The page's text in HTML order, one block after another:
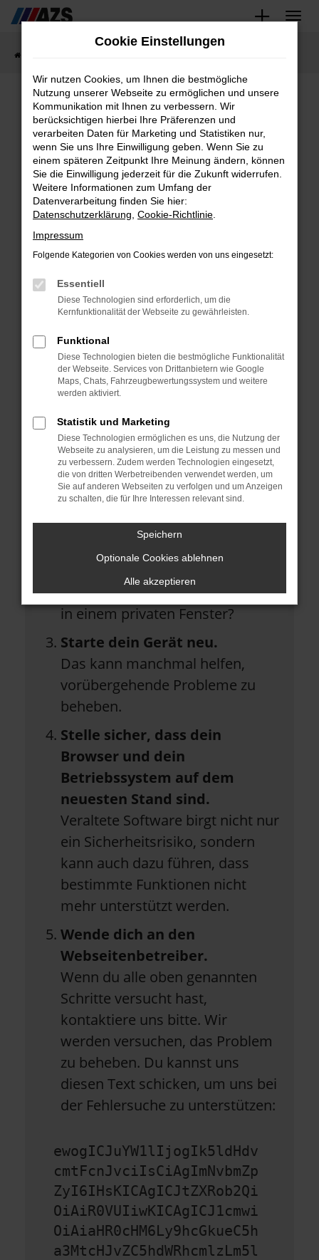
Zum
Hauptinhalt
Fahrzeug-Showroom
Fehler: Network
Error
aufgetreten.
Hier sind ein paar Tipps, die dir
helfen können:
Überprüfe deine Firewall und
deine Internetverbindung.
Laden andere Webseiten, zum
Beispiel deine Suchmaschine?
Prüfe deine
Browsererweiterungen.
Manche Erweiterungen, wie
Werbeblocker, können das
Laden bestimmter Seiten
in einem anderen Browser oder
in einem privaten Fenster?
Starte dein Gerät neu.
Das kann manchmal helfen,
vorübergehende Probleme zu
beheben.
Stelle sicher, dass dein
Browser und dein
Betriebssystem auf dem
neuesten Stand sind.
Veraltete Software birgt nicht nur
ein Sicherheitsrisiko, sondern
kann auch dazu führen, dass
bestimmte Funktionen nicht
mehr unterstützt werden.
Wende dich an den
Webseitenbetreiber.
Wenn du alle oben genannten
Schritte versucht hast,
kontaktiere uns bitte. Wir
werden versuchen, das Problem
zu beheben. Du kannst uns
diesen Text schicken, um uns bei
der Fehlersuche zu unterstützen:
ewogICJuYW1lIjogIk5ldHdv
cmtFcnJvciIsCiAgImNvbmZp
ZyI6IHsKICAgICJtZXRob2Qi
OiAiR0VUIiwKICAgICJ1cmwi
OiAiaHR0cHM6Ly9hcGkueC5h
a3MtcHJvZC5hdWRhcmlzLm5l
Cookie Einstellungen
Wir nutzen Cookies, um Ihnen die bestmögliche
Nutzung unserer Webseite zu ermöglichen und unsere
Kommunikation mit Ihnen zu verbessern. Wir
berücksichtigen hierbei Ihre Präferenzen und
verarbeiten Daten für Marketing und Statistiken nur,
wenn Sie uns Ihre Einwilligung geben. Wenn Sie zu
einem späteren Zeitpunkt Ihre Meinung ändern, können
Sie die Einwilligung jederzeit für die Zukunft widerrufen.
Weitere Informationen zum Umfang der
Datenverarbeitung finden Sie hier:
Datenschutzerklärung Cookie-Richtlinie
Impressum
Folgende Kategorien von Cookies werden von uns eingesetzt:
Essentiell
Diese Technologien sind erforderlich, um die
Kernfunktionalität der Webseite zu gewährleisten.
Funktional
Diese Technologien bieten die bestmögliche Funktionalität
der Webseite. Services von Drittanbietern wie Google
Maps, Chats, Fahrzeugbewertungssystem und weitere
werden aktiviert.
Statistik und Marketing
Diese Technologien ermöglichen es uns, die Nutzung der
Webseite zu analysieren, um die Leistung zu messen und
zu verbessern. Zudem werden Technologien eingesetzt,
die von dritten Werbetreibenden verwendet werden, um
Sie auf anderen Webseiten zu verfolgen und um Anzeigen
zu schalten, die für Ihre Interessen relevant sind.
Speichern
Optionale Cookies ablehnen
Alle akzeptieren